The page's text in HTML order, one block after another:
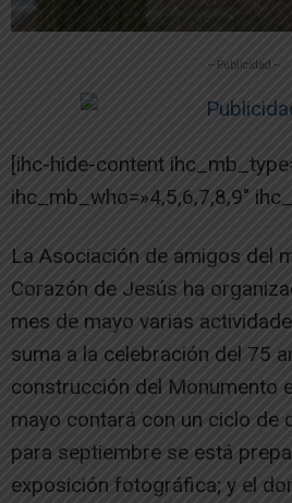
-- Publicidad --
[ihc-hide-content
ihc_mb_who=»4,5,6,7,8,9″
La Asociación de amigos del
Corazón de Jesús ha
mes de mayo varias
suma a la celebración del 75
construcción del Monumento
mayo contará con un ciclo de
para septiembre se está
exposición fotográfica; y el